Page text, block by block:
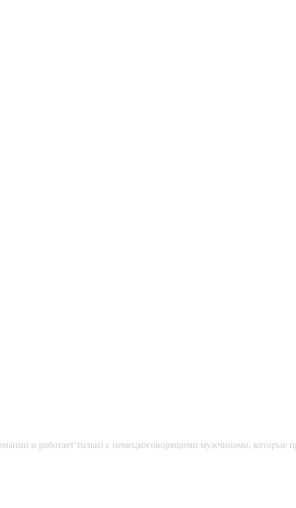
и работает только с немецкоговорящими мужчинами,